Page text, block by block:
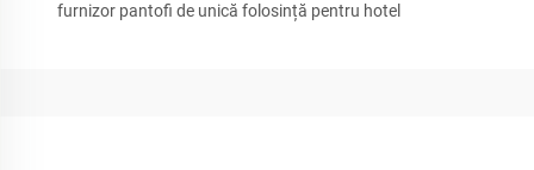
furnizor pantofi de unică folosință pentru hotel